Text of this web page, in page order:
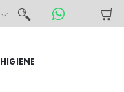
HIGIENE